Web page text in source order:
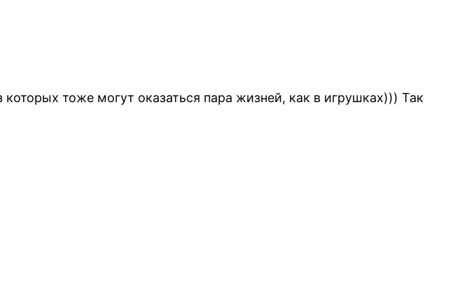
тоже могут оказаться пара жизней, как в игрушках))) Так